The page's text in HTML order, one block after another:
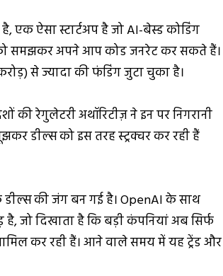
ऐसा स्टार्टअप है जो AI-बेस्ड कोडिंग
को समझकर अपने आप कोड जनरेट कर सकते हैं।
से ज्यादा की फंडिंग जुटा चुका है।
रेगुलेटरी अथॉरिटीज़ ने इन पर निगरानी
डील्स को इस तरह स्ट्रक्चर कर रही हैं
डील्स की जंग बन गई है। OpenAI के साथ
जो दिखाता है कि बड़ी कंपनियां अब सिर्फ
कर रही हैं। आने वाले समय में यह ट्रेंड और